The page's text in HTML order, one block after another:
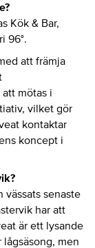
Kök & Bar,
96°.
att främja
mötas i
vilket gör
kontaktar
koncept i
vässats senaste
har att
är ett lysande
men